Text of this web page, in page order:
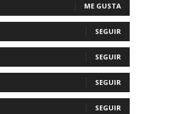
ME GUSTA
SEGUIR
SEGUIR
SEGUIR
SEGUIR